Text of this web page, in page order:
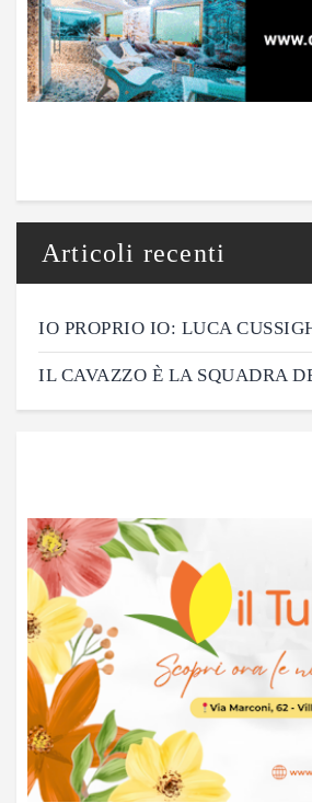
Articoli recenti
IO PROPRIO IO: LUCA
IL CAVAZZO È LA SQUADRA